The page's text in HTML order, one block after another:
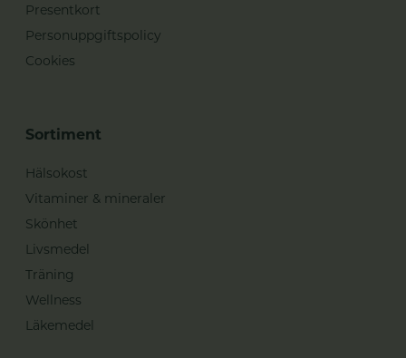
Presentkort
Personuppgiftspolicy
Cookies
Sortiment
Hälsokost
Vitaminer & mineraler
Skönhet
Livsmedel
Träning
Wellness
Läkemedel